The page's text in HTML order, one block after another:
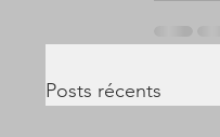
Posts récents